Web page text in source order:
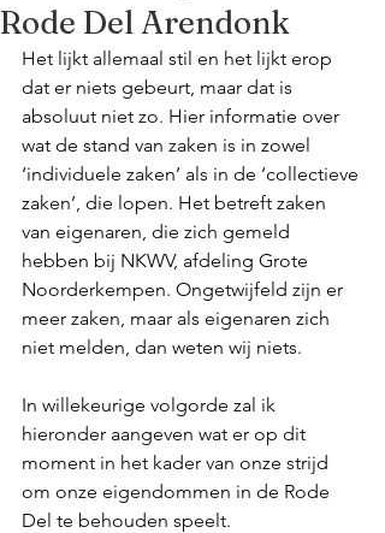
Rode Del Arendonk
Het lijkt allemaal stil en het lijkt erop
dat er niets gebeurt, maar dat is
absoluut niet zo. Hier informatie over
wat de stand van zaken is in zowel
‘individuele zaken’ als in de ‘collectieve
zaken’, die lopen. Het betreft zaken
van eigenaren, die zich gemeld
hebben bij NKWV, afdeling Grote
Noorderkempen. Ongetwijfeld zijn er
meer zaken, maar als eigenaren zich
niet melden, dan weten wij niets.
In willekeurige volgorde zal ik
hieronder aangeven wat er op dit
moment in het kader van onze strijd
om onze eigendommen in de Rode
Del te behouden speelt.